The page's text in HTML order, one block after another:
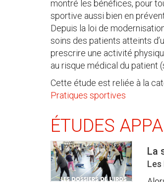
montré les bénéfices, pour
sportive aussi bien en
Depuis la loi de
soins des patients atteints
prescrire une activité
au risque médical du patient
Cette étude est reliée à la
Pratiques sportives
ÉTUDES
La
Les